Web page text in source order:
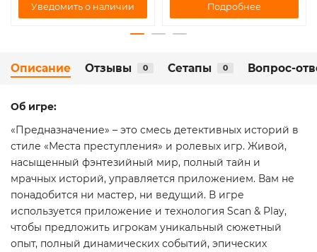
Уведомить о наличии Подробнее
Описание Отзывы 0 Сетапы 0 Вопрос-
Об игре:
«Предназначение» – это смесь детективных историй в
стиле «Места преступления» и ролевых игр. Живой,
насыщенный фэнтезийный мир, полный тайн и
мрачных историй, управляется приложением. Вам не
понадобится ни мастер, ни ведущий. В игре
используется приложение и технология Scan & Play,
чтобы предложить игрокам уникальный сюжетный
опыт, полный динамических событий, эпических